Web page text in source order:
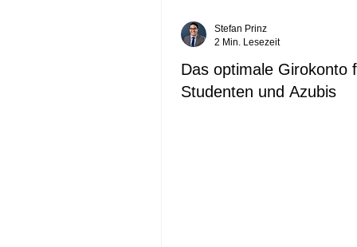
Das optimale Girokonto
Studenten und Azubis
Stefan Prinz
2 Min. Lesezeit